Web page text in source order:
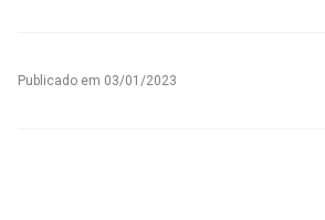
Publicado em 03/01/2023